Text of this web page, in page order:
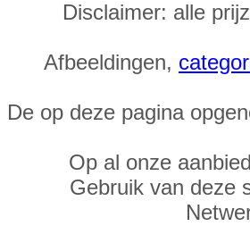
Disclaimer: alle
Afbeeldingen,
De op deze pagina
Op al onze
Gebruik van deze